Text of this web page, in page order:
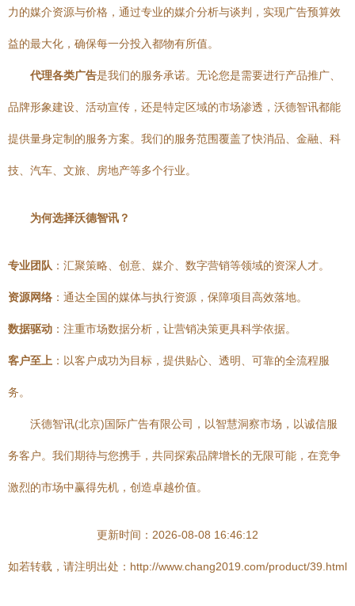
力的媒介资源与价格，通过专业的媒介分析与谈判，实现广告预算效
益的最大化，确保每一分投入都物有所值。
代理各类广告是我们的服务承诺。无论您是需要进行产品推广、
品牌形象建设、活动宣传，还是特定区域的市场渗透，沃德智讯都能
提供量身定制的服务方案。我们的服务范围覆盖了快消品、金融、科
技、汽车、文旅、房地产等多个行业。
为何选择沃德智讯？
专业团队 ：汇聚策略、创意、媒介、数字营销等领域的资深人才。
资源网络 ：通达全国的媒体与执行资源，保障项目高效落地。
数据驱动 ：注重市场数据分析，让营销决策更具科学依据。
客户至上 ：以客户成功为目标，提供贴心、透明、可靠的全流程服
务。
沃德智讯(北京)国际广告有限公司，以智慧洞察市场，以诚信服
务客户。我们期待与您携手，共同探索品牌增长的无限可能，在竞争
激烈的市场中赢得先机，创造卓越价值。
更新时间：2026-08-08 16:46:12
如若转载，请注明出处：http://www.chang2019.com/product/39.html